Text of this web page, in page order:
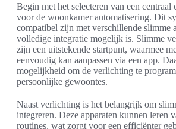
Begin met het selecteren van een centraal
voor de woonkamer automatisering. Dit
compatibel zijn met verschillende slimme
volledige integratie mogelijk is. Slimme
zijn een uitstekende startpunt, waarmee
eenvoudig kan aanpassen via een app.
mogelijkheid om de verlichting te
persoonlijke gewoontes.
Naast verlichting is het belangrijk om
integreren. Deze apparaten kunnen leren
routines, wat zorgt voor een efficiënter